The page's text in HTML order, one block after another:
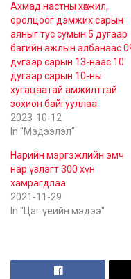
Ахмад настны хөгжил,
оролцоог дэмжих сарын
аяныг тус сумын 5 дугаар
багийн ажлын албанаас
дүгээр сарын 13-наас 10
дугаар сарын 10-ны
хугацаатай амжилттай
зохион байгууллаа.
2023-10-12
In "Мэдээлэл"
Нарийн мэргэжлийн эмч
нар үзлэгт 300 хүн
хамрагдлаа
2021-11-29
In "Цаг үеийн мэдээ"